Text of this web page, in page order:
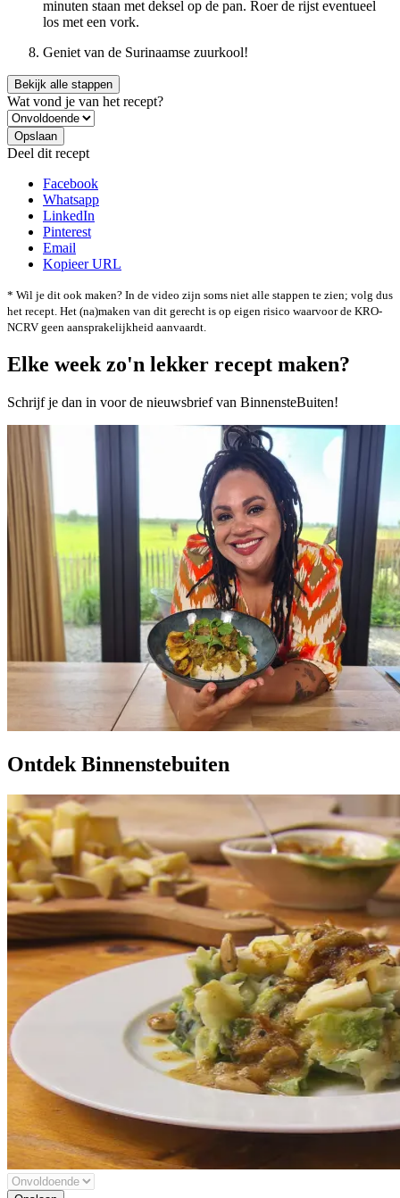
minuten staan met deksel op de pan. Roer de rijst eventueel
los met een vork.
Geniet van de Surinaamse zuurkool!
Bekijk alle stappen
Wat vond je van het recept?
Deel dit recept
Facebook
Whatsapp
LinkedIn
Pinterest
Email
Kopieer URL
* Wil je dit ook maken? In de video zijn soms niet alle stappen te zien; volg dus
het recept. Het (na)maken van dit gerecht is op eigen risico waarvoor de KRO-
NCRV geen aansprakelijkheid aanvaardt.
Elke week zo'n lekker recept maken?
Schrijf je dan in voor de nieuwsbrief van BinnensteBuiten!
Ontdek Binnenstebuiten